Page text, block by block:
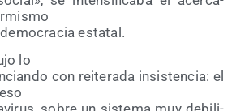
estatal.
lo
con reite­ra­da insis­ten­cia: el